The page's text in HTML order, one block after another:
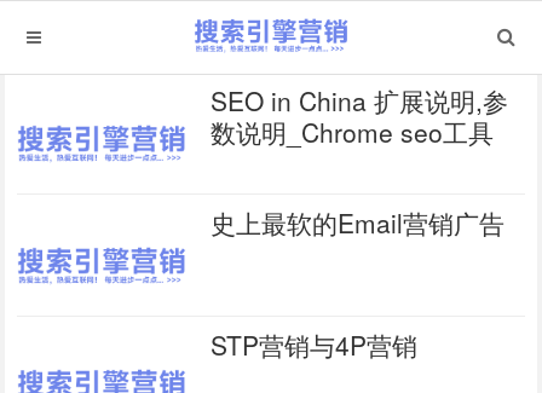
SEO in China 扩展说明,参
数说明_Chrome seo工具
史上最软的Email营销广告
STP营销与4P营销